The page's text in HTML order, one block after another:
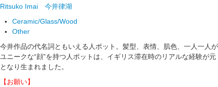
Ritsuko Imai 今井律湖
Ceramic/Glass/Wood
Other
今井作品の代名詞ともいえる人ポット。髪型、表情、肌色、一人一人が
ユニークな“顔”を持つ人ポットは、イギリス滞在時のリアルな経験が元
となり生まれました。
【お願い】